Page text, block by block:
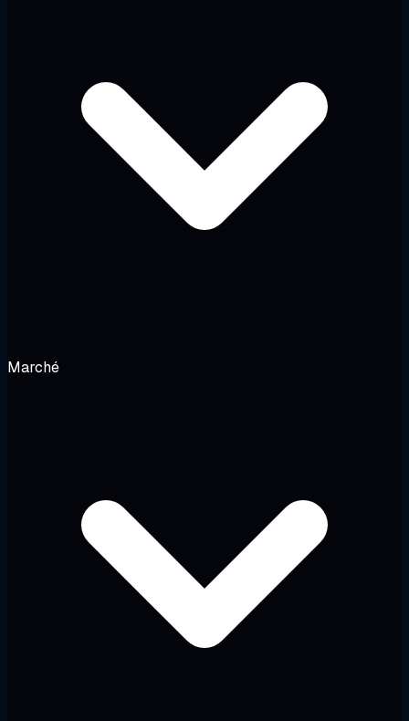
Marché